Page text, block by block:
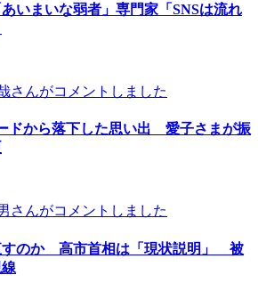
いまいな弱者」専門家「SNSは流れ
さんがコメントしました
ドから落下した思い出 愛子さまが振
さんがコメントしました
すのか 高市首相は「現状説明」 被